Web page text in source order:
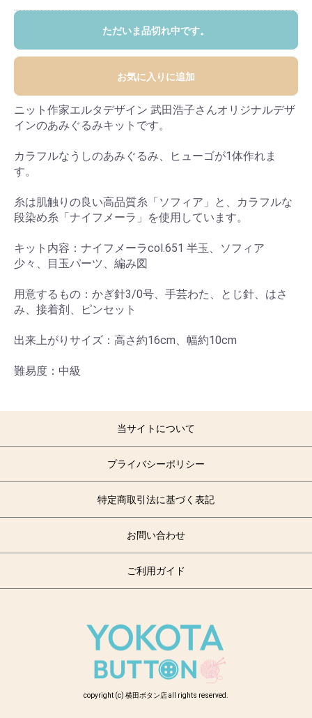
ただいま品切れ中です。
お気に入りに追加
ニット作家エルタデザイン 武田浩子さんオリジナルデザ
インのあみぐるみキットです。
カラフルなうしのあみぐるみ、ヒューゴが1体作れま
す。
糸は肌触りの良い高品質糸「ソフィア」と、カラフルな
段染め糸「ナイフメーラ」を使用しています。
キット内容：ナイフメーラcol.651 半玉、ソフィア
少々、目玉パーツ、編み図
用意するもの：かぎ針3/0号、手芸わた、とじ針、はさ
み、接着剤、ピンセット
出来上がりサイズ：高さ約16cm、幅約10cm
難易度：中級
当サイトについて
プライバシーポリシー
特定商取引法に基づく表記
お問い合わせ
ご利用ガイド
copyright (c) 横田ボタン店 all rights reserved.